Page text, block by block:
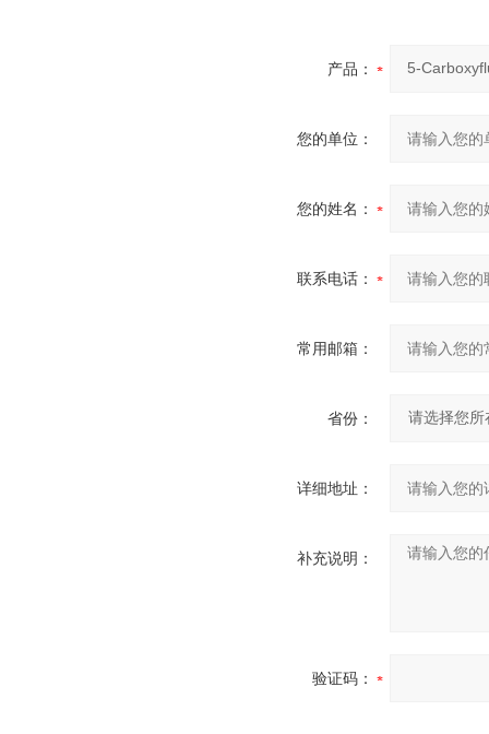
产品：
您的单位：
您的姓名：
联系电话：
常用邮箱：
省份：
详细地址：
补充说明：
验证码：